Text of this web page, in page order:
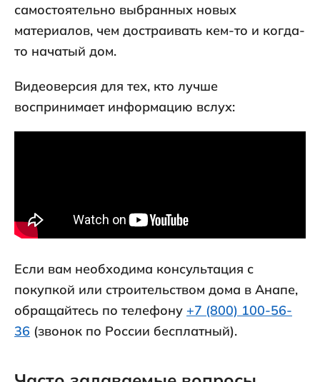
самостоятельно выбранных новых
материалов, чем достраивать кем-то и когда-
то начатый дом.
Видеоверсия для тех, кто лучше
воспринимает информацию вслух:
Если вам необходима консультация с
покупкой или строительством дома в Анапе,
обращайтесь по телефону +7 (800) 100-56-
36 (звонок по России бесплатный).